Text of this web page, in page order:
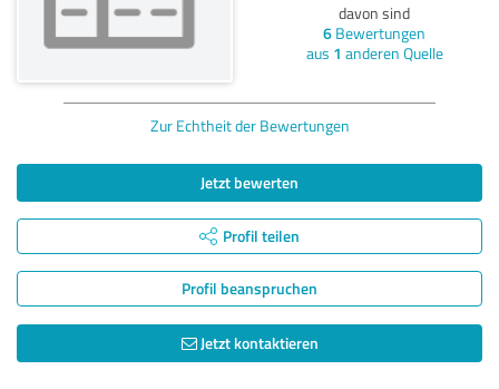
davon sind
6 Bewertungen
aus 1 anderen Quelle
Zur Echtheit der Bewertungen
Jetzt bewerten
Profil teilen
Profil beanspruchen
Jetzt kontaktieren